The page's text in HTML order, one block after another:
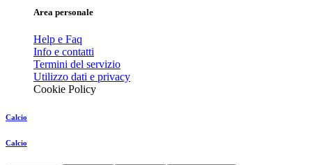
Area personale
Help e Faq
Info e contatti
Termini del servizio
Utilizzo dati e privacy
Cookie Policy
Calcio
Calcio